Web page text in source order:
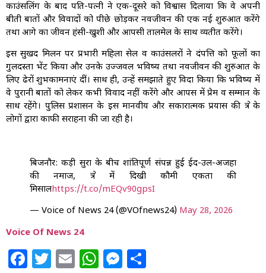
काउंसलिंग के बाद पति-पत्नी ने एक-दूसरे को विश्वास दिलाया कि वे अपनी
बीती बातों और विवादों को पीछे छोड़कर नवजीवन की एक नई शुरुआत करेंगे
तथा आगे का जीवन हंसी-खुशी और आपसी तालमेल के साथ व्यतीत करेंगे।
इस सुखद मिलन पर प्रभारी महिला सेल व काउंसलरों ने दंपत्ति को फूलों का
गुलदस्ता भेंट किया और उनके उज्जवल भविष्य तथा नवजीवन की शुरुआत के
लिए ढेरों शुभकामनाएं दीं। साथ ही, उन्हें समझाते हुए विदा किया कि भविष्य में
वे पुरानी बातों को लेकर कभी विवाद नहीं करेंगे और आपस में प्रेम व सम्मान के
साथ रहेंगे। पुलिस प्रशासन के इस मानवीय और सकारात्मक प्रयास की क्षेत्र के
लोगों द्वारा काफी सराहना की जा रही है।
बिजनौर: कड़ी सुरक्षा के बीच शांतिपूर्ण संपन्न हुई ईद-उल-अजहा
की नमाज, क्षेत्र में दिखी कौमी एकता की
मिसालhttps://t.co/mEQv90gpsI
— Voice of News 24 (@VOfnews24) May 28, 2026
Voice Of News 24
Facebook
Twitter
EmailWhatsApp
Messenger